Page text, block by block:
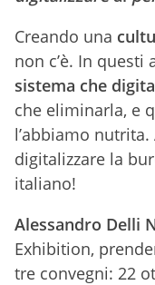
Creando una
non c’è. In questi
sistema che
che eliminarla, e
l’abbiamo
digitalizzare la
italiano!
Alessandro Delli
Exhibition,
tre convegni: 22